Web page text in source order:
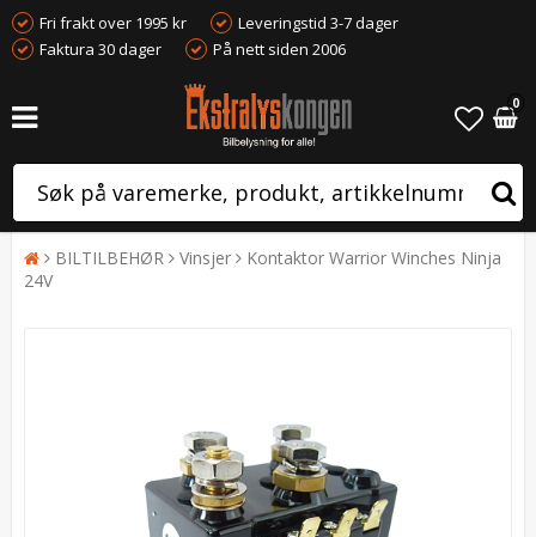
Fri frakt over 1995 kr
Leveringstid 3-7 dager
Faktura 30 dager
På nett siden 2006
0
BILTILBEHØR Vinsjer
Kontaktor Warrior Winches Ninja
24V